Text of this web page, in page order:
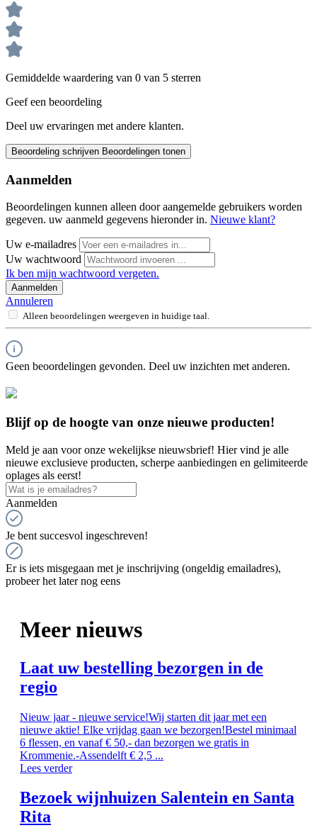
Gemiddelde waardering van 0 van 5 sterren
Geef een beoordeling
Deel uw ervaringen met andere klanten.
Beoordeling schrijven Beoordelingen tonen
Aanmelden
Beoordelingen kunnen alleen door aangemelde gebruikers worden
gegeven. uw aanmeld gegevens hieronder in. Nieuwe klant?
Uw e-mailadres
Uw wachtwoord
Ik ben mijn wachtwoord vergeten.
Aanmelden
Annuleren
Alleen beoordelingen weergeven in huidige taal.
Geen beoordelingen gevonden. Deel uw inzichten met anderen.
Blijf op de hoogte van onze nieuwe producten!
Meld je aan voor onze wekelijkse nieuwsbrief! Hier vind je alle
nieuwe exclusieve producten, scherpe aanbiedingen en gelimiteerde
oplages als eerst!
Aanmelden
Je bent succesvol ingeschreven!
Er is iets misgegaan met je inschrijving (ongeldig emailadres),
probeer het later nog eens
Meer nieuws
Laat uw bestelling bezorgen in de
regio
Nieuw jaar - nieuwe service!Wij starten dit jaar met een
nieuwe aktie! Elke vrijdag gaan we bezorgen!Bestel minimaal
6 flessen, en vanaf € 50,- dan bezorgen we gratis in
Krommenie.-Assendelft € 2,5 ...
Lees verder
Bezoek wijnhuizen Salentein en Santa
Rita